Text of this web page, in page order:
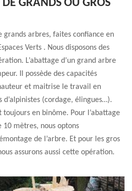
GRANDS OU GROS
grands arbres, faites confiance en
Verts . Nous disposons des
L’abattage d’un grand arbre
Il possède des capacités
et maitrise le travail en
(cordage, élingues…).
en binôme. Pour l’abattage
10 mètres, nous optons
de l’arbre. Et pour les gros
assurons aussi cette opération.